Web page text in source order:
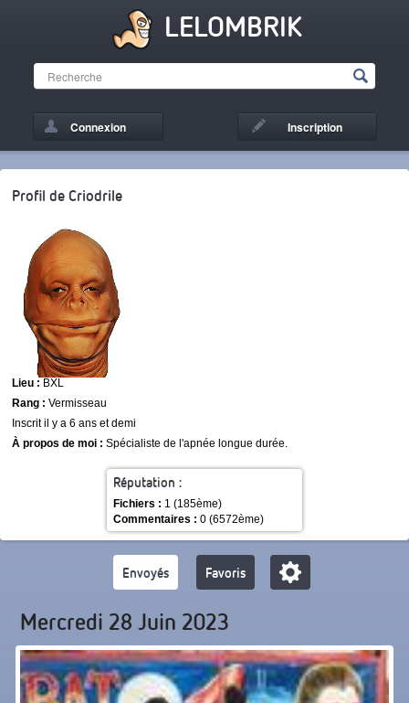
LELOMBRIK
Connexion Inscription
Réputation :
Fichiers : 1 (185ème)
Commentaires : 0 (6572ème)
Profil de Criodrile
Lieu : BXL
Rang : Vermisseau
Inscrit il y a 6 ans et demi
À propos de moi : Spécialiste de l'apnée longue durée.
Envoyés Favoris
Mercredi 28 Juin 2023